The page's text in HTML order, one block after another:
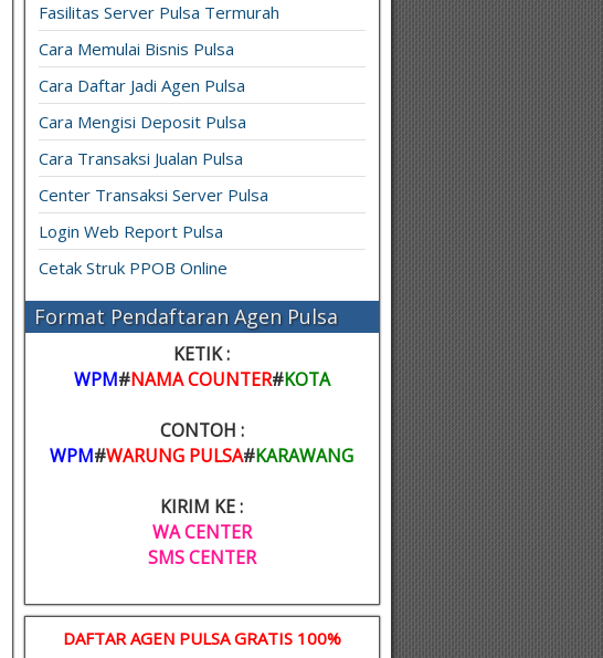
Fasilitas Server Pulsa Termurah
Cara Memulai Bisnis Pulsa
Cara Daftar Jadi Agen Pulsa
Cara Mengisi Deposit Pulsa
Cara Transaksi Jualan Pulsa
Center Transaksi Server Pulsa
Login Web Report Pulsa
Cetak Struk PPOB Online
Format Pendaftaran Agen Pulsa
KETIK :
WPM#NAMA COUNTER#KOTA
CONTOH :
WPM#WARUNG PULSA#KARAWANG
KIRIM KE :
WA CENTER
SMS CENTER
DAFTAR AGEN PULSA GRATIS 100%